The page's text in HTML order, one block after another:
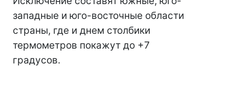
западные и юго-восточные области
страны, где и днем столбики
термометров покажут до +7
градусов.